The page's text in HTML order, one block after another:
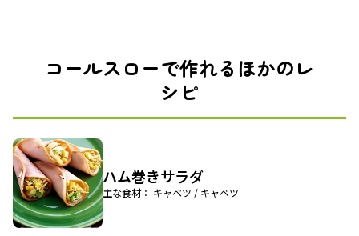
コールスローで作れるほかのレ
シピ
ハム巻きサラダ
主な食材： キャベツ / キャベツ